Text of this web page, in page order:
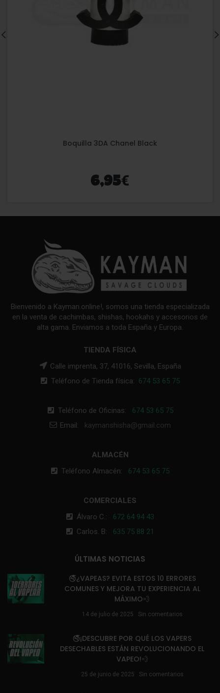
Boquilla 3DA Chanel Black
6,95€
Bienvenido a Kayman.online!, somos una tienda especializada
en la venta de cachimbas, shishas, hookahs y accesorios de
alta gama. Enviamos a toda España y Europa.
TIENDA FÍSICA
Calle imprenta, 37, 41016, Sevilla, España
Teléfono de Tienda física: 674 53 65 75
Teléfono de Oficinas: 674 53 65 75
Email: kaymanshisha@gmail.com
ALMACÉN
Teléfono Almacén: 674 53 65 75
COMERCIALES
Álvaro C.: 672 64 94 43
Carlos. B: 635 75 88 21
ÚLTIMAS NOTICIAS
🚭¿VAPEAS? EVITA ESTOS 10 ERRORES
COMUNES Y MEJORA TU EXPERIENCIA AL
MÁXIMO💨
14 de julio de 2025 Sin comentarios
🚭¡DESCUBRE POR QUÉ LOS VAPERS
DESECHABLES ESTÁN REVOLUCIONANDO EL
VAPEO!💨
25 de junio de 2025 Sin comentarios